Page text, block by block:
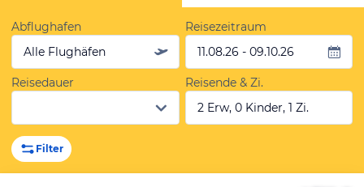
Abflughafen
Alle Flughäfen
Reisezeitraum
11.08.26 - 09.10.26
Reisedauer
Reisende & Zi.
2 Erw, 0 Kinder, 1 Zi.
Filter